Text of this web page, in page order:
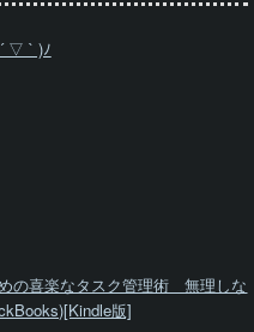
▽ ` )ﾉ
の喜楽なタスク管理術 無理しな
版]